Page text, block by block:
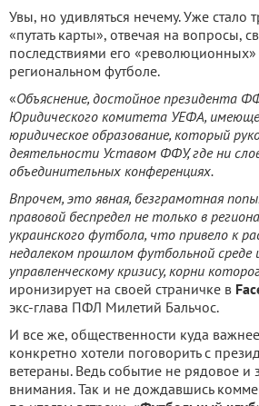
Увы, но удивляться нечему. Уже стало
«путать карты», отвечая на вопросы,
последствиями его
региональном футболе.
«Объяснение, достойное президента
Юридического комитета УЕФА,
юридическое образование, который
деятельности Уставом ФФУ, где ни
объединительных конференциях.
Впрочем, это явная, безграмотная
правовой беспредел не только в
украинского футбола, что привело к
недалеком прошлом футбольной
управленческому кризису, корни
иронизирует на своей страничке в
экс-глава ПФЛ Милетий Бальчос.
И все же, общественности куда
конкретно хотели поговорить с
ветераны. Ведь событие не рядовое и
внимания. Так и не дождавшись